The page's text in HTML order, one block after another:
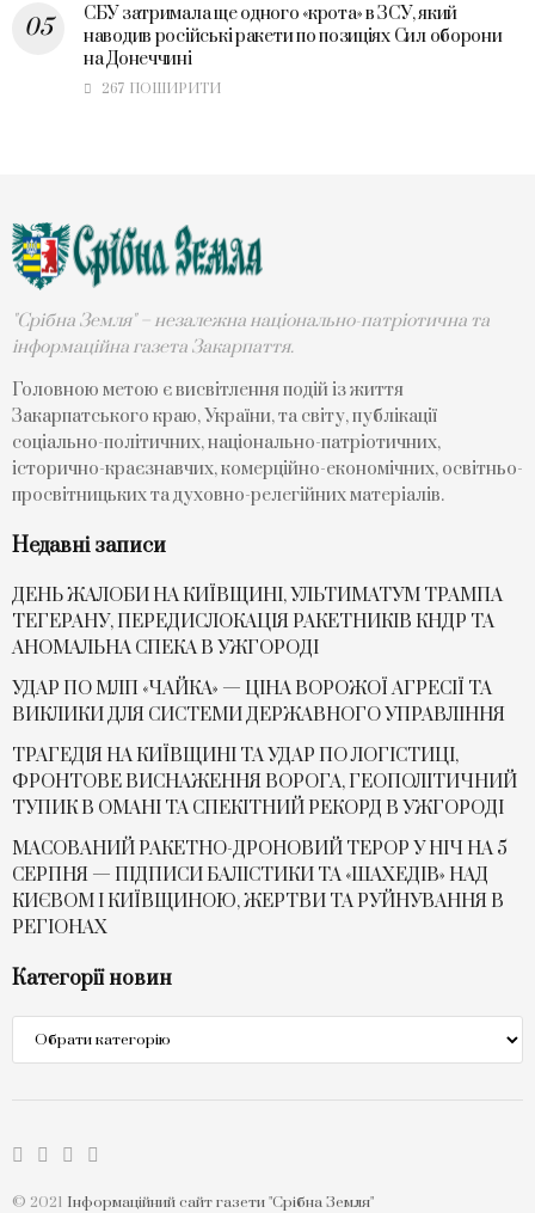
СБУ затримала ще одного «крота» в ЗСУ, який
наводив російські ракети по позиціях Сил оборони
на Донеччині
267 ПОШИРИТИ
"Срібна Земля" – незалежна національно-патріотична та
інформаційна газета Закарпаття.
Головною метою є висвітлення подій із життя
Закарпатського краю, України, та світу, публікації
соціально-політичних, національно-патріотичних,
історично-краєзнавчих, комерційно-економічних, освітньо-
просвітницьких та духовно-релегійних матеріалів.
Недавні записи
ДЕНЬ ЖАЛОБИ НА КИЇВЩИНІ, УЛЬТИМАТУМ ТРАМПА
ТЕГЕРАНУ, ПЕРЕДИСЛОКАЦІЯ РАКЕТНИКІВ КНДР ТА
АНОМАЛЬНА СПЕКА В УЖГОРОДІ
УДАР ПО МЛП «ЧАЙКА» — ЦІНА ВОРОЖОЇ АГРЕСІЇ ТА
ВИКЛИКИ ДЛЯ СИСТЕМИ ДЕРЖАВНОГО УПРАВЛІННЯ
ТРАГЕДІЯ НА КИЇВЩИНІ ТА УДАР ПО ЛОГІСТИЦІ,
ФРОНТОВЕ ВИСНАЖЕННЯ ВОРОГА, ГЕОПОЛІТИЧНИЙ
ТУПИК В ОМАНІ ТА СПЕКІТНИЙ РЕКОРД В УЖГОРОДІ
МАСОВАНИЙ РАКЕТНО-ДРОНОВИЙ ТЕРОР У НІЧ НА 5
СЕРПНЯ — ПІДПИСИ БАЛІСТИКИ ТА «ШАХЕДІВ» НАД
КИЄВОМ І КИЇВЩИНОЮ, ЖЕРТВИ ТА РУЙНУВАННЯ В
РЕГІОНАХ
Категорії новин
новин
© 2021 Інформаційний сайт газети "Срібна Земля"